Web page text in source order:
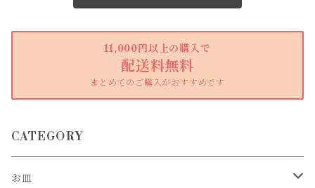
11,000円以上の購入で
配送料無料
まとめてのご購入がおすすめです
CATEGORY
お皿